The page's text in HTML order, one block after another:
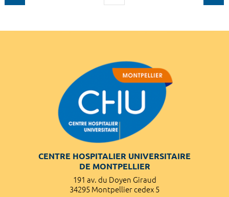
CENTRE HOSPITALIER UNIVERSITAIRE
DE MONTPELLIER
191 av. du Doyen Giraud
34295 Montpellier cedex 5